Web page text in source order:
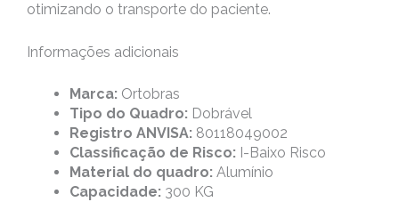
otimizando o transporte do paciente.
Informações adicionais
Marca: Ortobras
Tipo do Quadro: Dobrável
Registro ANVISA: 80118049002
Classificação de Risco: I-Baixo Risco
Material do quadro: Alumínio
Capacidade: 300 KG